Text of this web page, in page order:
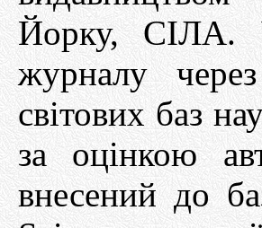
Йорку, СІЛА.
журналу
світових баз
за оцінкою
внесений до